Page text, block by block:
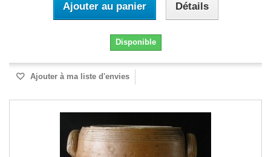
Ajouter au panier Détails
Disponible
Ajouter à ma liste d'envies